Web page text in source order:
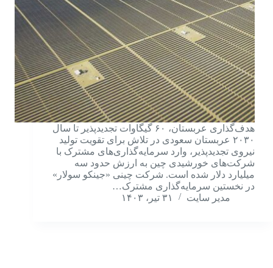
هدف‌گذاری عربستان، ۶۰ گیگاوات تجدیدپذیر تا سال
۲۰۳۰ عربستان سعودی در تلاش برای تقویت تولید
نیروی تجدیدپذیر، وارد سرمایه‌گذاری‌های مشترک با
شرکت‌های خورشیدی چین به ارزش حدود سه
میلیارد دلار شده است. شرکت چینی «جینکو سولار»
در نخستین سرمایه‌گذاری مشترک…
مدیر سایت
۳۱ تیر، ۱۴۰۳